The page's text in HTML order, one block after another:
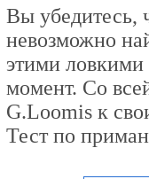
Вы убедитесь,
невозможно
этими
момент. Со
G.Loomis к
Тест по